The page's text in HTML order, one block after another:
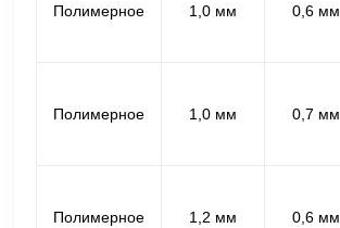
Полимерное 1,0 мм 0,6 мм
Полимерное 1,0 мм 0,7 мм
Полимерное 1,2 мм 0,6 мм